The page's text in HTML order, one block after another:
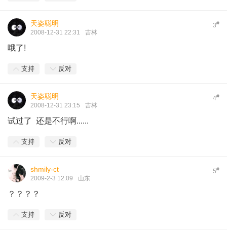
3#
天姿聪明
2008-12-31 22:31 吉林
哦了!
支持 反对
4#
天姿聪明
2008-12-31 23:15 吉林
试过了 还是不行啊......
支持 反对
5#
shmily-ct
2009-2-3 12:09 山东
？？？？
支持 反对